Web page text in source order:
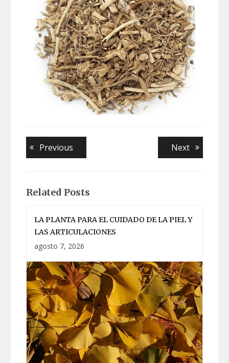
Navegación
de
Previous NextNext
Related Posts
LA PLANTA PARA EL CUIDADO DE LA PIEL Y
LAS ARTICULACIONES
agosto 7, 2026